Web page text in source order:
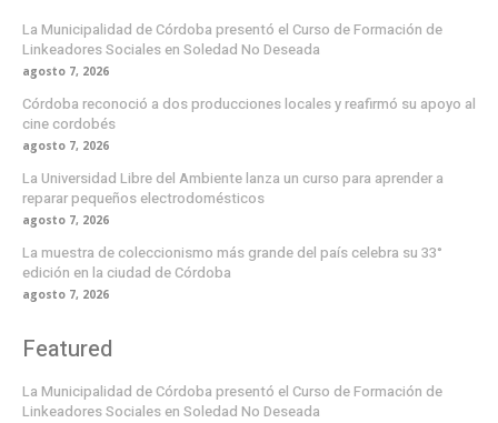
La Municipalidad de Córdoba presentó el Curso de Formación de
Linkeadores Sociales en Soledad No Deseada
agosto 7, 2026
Córdoba reconoció a dos producciones locales y reafirmó su apoyo al
cine cordobés
agosto 7, 2026
La Universidad Libre del Ambiente lanza un curso para aprender a
reparar pequeños electrodomésticos
agosto 7, 2026
La muestra de coleccionismo más grande del país celebra su 33°
edición en la ciudad de Córdoba
agosto 7, 2026
Featured
La Municipalidad de Córdoba presentó el Curso de Formación de
Linkeadores Sociales en Soledad No Deseada